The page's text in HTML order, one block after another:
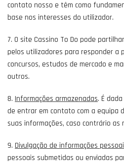
contato nosso e têm como
base nos interesses do utilizador.
7. O site Cassino To Do pode
pelos utilizadores para responder a
concursos, estudos de mercado e
outros.
8. Informações armazenadas. É
de entrar em contato com a equipa
suas informações, caso contrário as
9. Divulgação de informações
pessoais submetidas ou enviadas